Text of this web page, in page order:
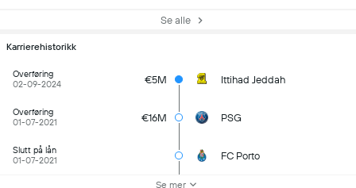
Se alle
Karrierehistorikk
Overføring
02-09-2024
€5M Ittihad Jeddah
Overføring
01-07-2021
€16M PSG
Slutt på lån
01-07-2021
FC Porto
Se mer